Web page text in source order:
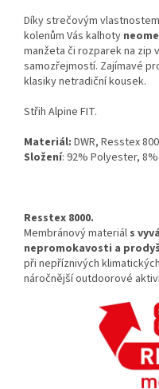
Díky strečovým
kolenům Vás kalhoty
manžeta či rozparek na zip
samozřejmostí. Zajímavé
klasiky netradiční kousek.
Střih Alpine FIT.
Materiál: DWR, Resstex
Složení: 92% Polyester,
Resstex 8000.
Membránový materiál s
nepromokavosti a
při nepříznivých
náročnější outdoorové